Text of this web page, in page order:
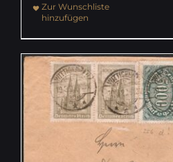
Zur Wunschliste
hinzufügen